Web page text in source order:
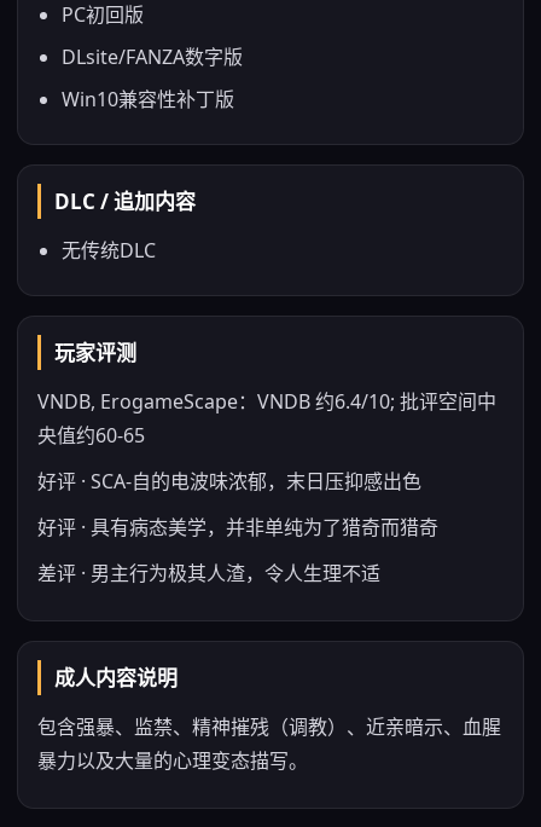
PC初回版
DLsite/FANZA数字版
Win10兼容性补丁版
DLC / 追加内容
无传统DLC
玩家评测
VNDB, ErogameScape：VNDB 约6.4/10; 批评空间中
央值约60-65
好评 · SCA-自的电波味浓郁，末日压抑感出色
好评 · 具有病态美学，并非单纯为了猎奇而猎奇
差评 · 男主行为极其人渣，令人生理不适
成人内容说明
包含强暴、监禁、精神摧残（调教）、近亲暗示、血腥
暴力以及大量的心理变态描写。